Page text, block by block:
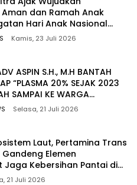
dan Ramah Anak
Hari Anak Nasional
Kamis, 23 Juli 2026
ASPIN S.H., M.H BANTAH
“PLASMA 20% SEJAK 2023
SAMPAI KE WARGA
Selasa, 21 Juli 2026
Laut, Pertamina Trans
Elemen
Jaga Kebersihan Pantai di
21 Juli 2026